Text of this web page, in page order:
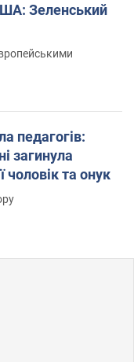
Зеленський
педагогів:
загинула
чоловік та онук